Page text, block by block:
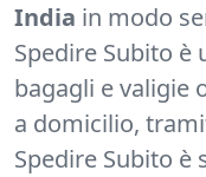
India in modo
Spedire Subito è
bagagli e valigie
a domicilio,
Spedire Subito è